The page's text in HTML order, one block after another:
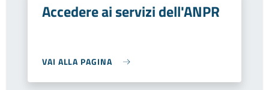
Accedere ai servizi dell'ANPR
VAI ALLA PAGINA